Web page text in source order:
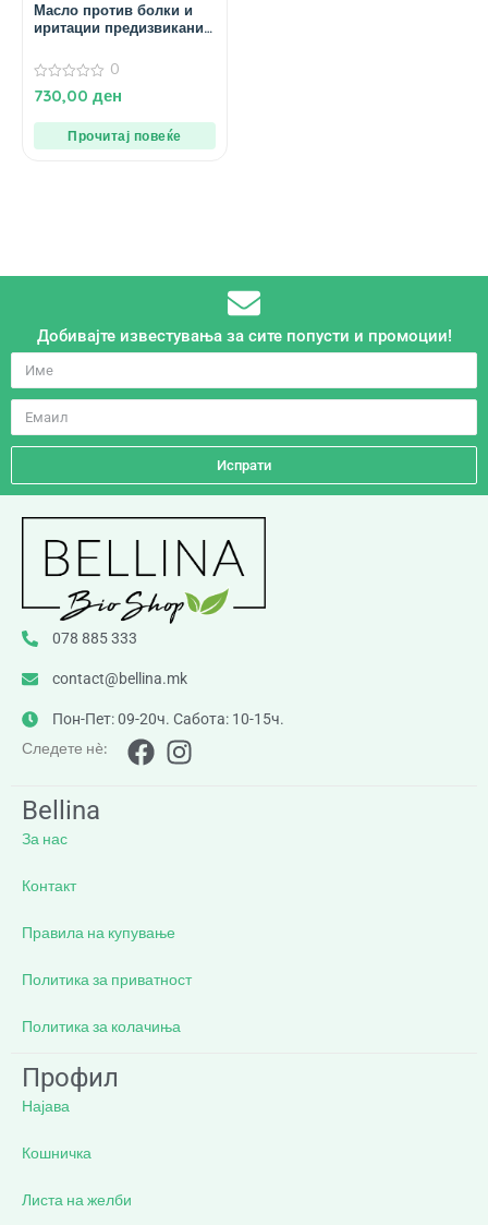
Масло против болки и
иритации предизвикани
Throat – 10 мл.
0
од
0
730,00 ден
Прочитај повеќе
Добивајте известувања за сите попусти и промоции!
Испрати
078 885 333
contact@bellina.mk
Пон-Пет: 09-20ч. Сабота: 10-15ч.
Следете нè:
Bellina
За нас
Контакт
Правила на купување
Политика за приватност
Политика за колачиња
Профил
Најава
Кошничка
Листа на желби